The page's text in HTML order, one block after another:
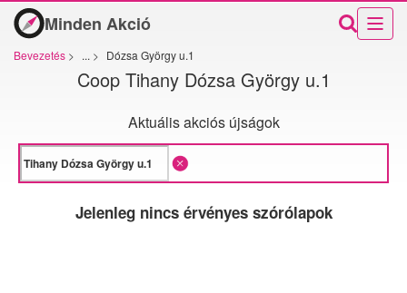
Minden Akció
Bevezetés > ... > Dózsa György u.1
Coop Tihany Dózsa György u.1
Aktuális akciós újságok
Jelenleg nincs érvényes szórólapok